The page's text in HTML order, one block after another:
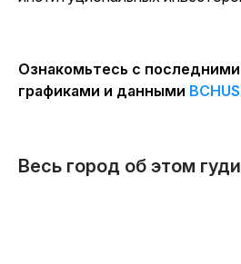
Ознакомьтесь с
графиками и данными
Весь город об этом